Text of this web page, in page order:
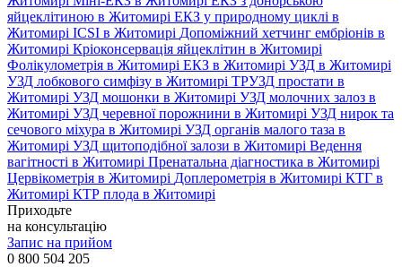
яйцеклітиною в Житомирі ЕКЗ у природному циклі в
Житомирі ICSI в Житомирі Допоміжний хетчинг ембріонів в
Житомирі Кріоконсервація яйцеклітин в Житомирі
Фолікулометрія в Житомирі ЕКЗ в Житомирі УЗД в Житомирі
УЗД лобкового симфізу в Житомирі ТРУЗД простати в
Житомирі УЗД мошонки в Житомирі УЗД молочних залоз в
Житомирі УЗД черевної порожнини в Житомирі УЗД нирок та
сечового міхура в Житомирі УЗД органів малого таза в
Житомирі УЗД щитоподібної залози в Житомирі Ведення
вагітності в Житомирі Пренатальна діагностика в Житомирі
Цервікометрія в Житомирі Доплерометрія в Житомирі КТГ в
Житомирі КТР плода в Житомирі
Приходьте
на консультацію
Запис на прийом
0 800 504 205